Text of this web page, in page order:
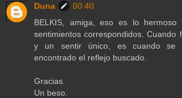
Duna
00:40
BELKIS, amiga, eso es lo
sentimientos correspondidos. Cuando
y un sentir único, es cuando se
encontrado el reflejo buscado.
Gracias.
Un beso.